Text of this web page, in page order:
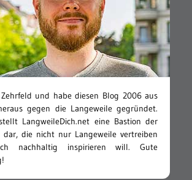
und habe diesen Blog 2006 aus
gegen die Langeweile gegründet.
LangweileDich.net eine Bastion der
dar, die nicht nur Langeweile vertreiben
nachhaltig inspirieren will. Gute